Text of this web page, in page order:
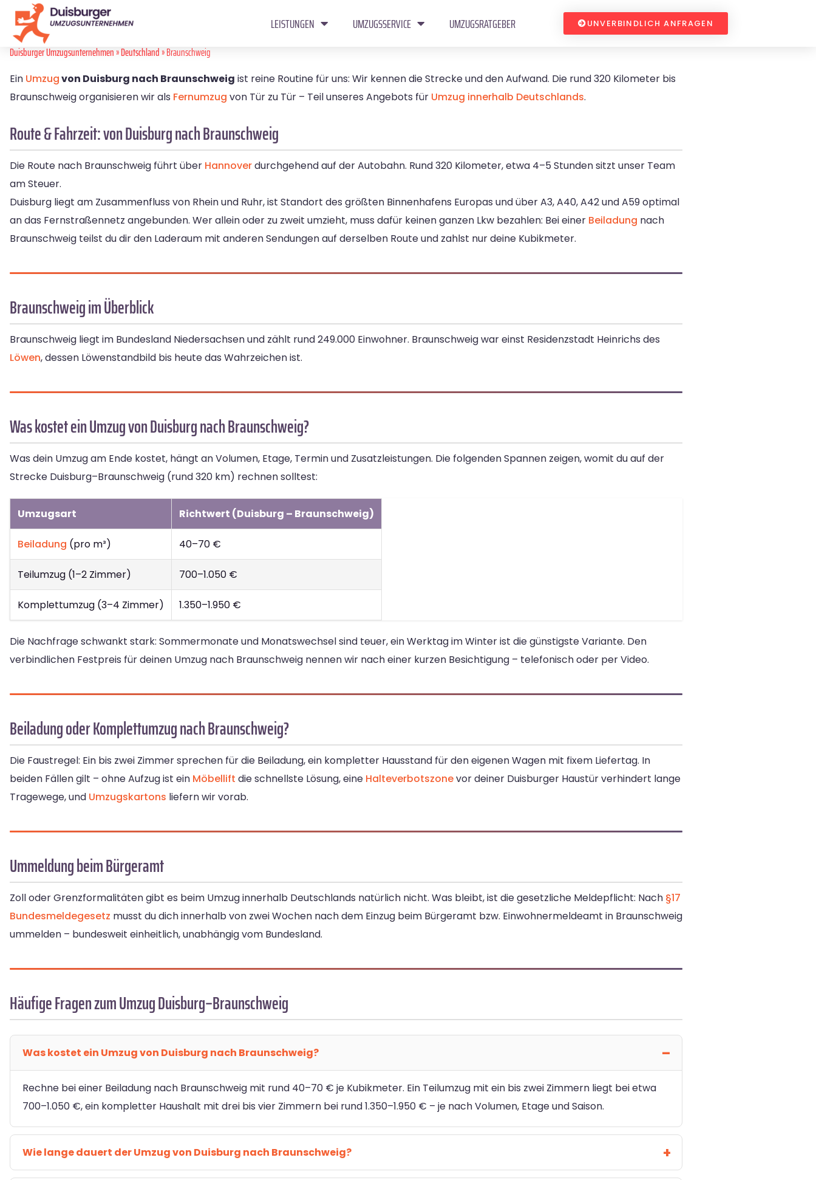
LEISTUNGEN UMZUGSSERVICE UMZUGSRATGEBER UNVERBINDLICH ANFRAGEN
Duisburger Umzugsunternehmen»Deutschland» Braunschweig
Ein Umzugvon Duisburg nach Braunschweig ist reine Routine für uns: Wir kennen die Strecke und den Aufwand. Die rund 320 Kilometer bis
Braunschweig organisieren wir als Fernumzug von Tür zu Tür – Teil unseres Angebots für Umzug innerhalb Deutschlands.
Route & Fahrzeit: von Duisburg nach Braunschweig
Die Route nach Braunschweig führt über Hannoverdurchgehend auf der Autobahn. Rund 320 Kilometer, etwa 4–5 Stunden sitzt unser Team
am Steuer.
Duisburg liegt am Zusammenfluss von Rhein und Ruhr, ist Standort des größten Binnenhafens Europas und über A3, A40, A42 und A59 optimal
an das Fernstraßennetz angebunden. Wer allein oder zu zweit umzieht, muss dafür keinen ganzen Lkw bezahlen: Bei einer Beiladung nach
Braunschweig teilst du dir den Laderaum mit anderen Sendungen auf derselben Route und zahlst nur deine Kubikmeter.
Braunschweig im Überblick
Braunschweig liegt im Bundesland Niedersachsen und zählt rund 249.000 Einwohner. Braunschweig war einst Residenzstadt Heinrichs des
Löwen, dessen Löwenstandbild bis heute das Wahrzeichen ist.
Was kostet ein Umzug von Duisburg nach Braunschweig?
Was dein Umzug am Ende kostet, hängt an Volumen, Etage, Termin und Zusatzleistungen. Die folgenden Spannen zeigen, womit du auf der
Strecke Duisburg–Braunschweig (rund 320 km) rechnen solltest:
Umzugsart Richtwert (Duisburg – Braunschweig)
Beiladung (pro m³) 40–70 €
Teilumzug (1–2 Zimmer) 700–1.050 €
Komplettumzug (3–4 Zimmer) 1.350–1.950 €
Die Nachfrage schwankt stark: Sommermonate und Monatswechsel sind teuer, ein Werktag im Winter ist die günstigste Variante. Den
verbindlichen Festpreis für deinen Umzug nach Braunschweig nennen wir nach einer kurzen Besichtigung – telefonisch oder per Video.
Beiladung oder Komplettumzug nach Braunschweig?
Die Faustregel: Ein bis zwei Zimmer sprechen für die Beiladung, ein kompletter Hausstand für den eigenen Wagen mit fixem Liefertag. In
beiden Fällen gilt – ohne Aufzug ist ein Möbellift die schnellste Lösung, eine Halteverbotszonevor deiner Duisburger Haustür verhindert lange
Tragewege, und Umzugskartons liefern wir vorab.
Ummeldung beim Bürgeramt
Zoll oder Grenzformalitäten gibt es beim Umzug innerhalb Deutschlands natürlich nicht. Was bleibt, ist die gesetzliche Meldepflicht: Nach §17
Bundesmeldegesetz musst du dich innerhalb von zwei Wochen nach dem Einzug beim Bürgeramt bzw. Einwohnermeldeamt in Braunschweig
ummelden – bundesweit einheitlich, unabhängig vom Bundesland.
Häufige Fragen zum Umzug Duisburg–Braunschweig
Was kostet ein Umzug von Duisburg nach Braunschweig?
Rechne bei einer Beiladung nach Braunschweig mit rund 40–70 € je Kubikmeter. Ein Teilumzug mit ein bis zwei Zimmern liegt bei etwa
700–1.050 €, ein kompletter Haushalt mit drei bis vier Zimmern bei rund 1.350–1.950 € – je nach Volumen, Etage und Saison.
Wie lange dauert der Umzug von Duisburg nach Braunschweig?